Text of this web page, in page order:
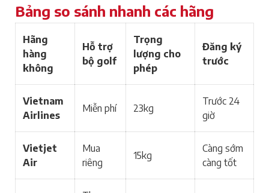
Bảng so sánh nhanh các hãng
Hãng
hàng
không
Hỗ trợ
bộ golf
Trọng
lượng cho
phép
Đăng ký
trước
Vietnam
Airlines
Miễn phí 23kg
Trước 24
giờ
Vietjet
Air
Mua
riêng
15kg
Càng sớm
càng tốt